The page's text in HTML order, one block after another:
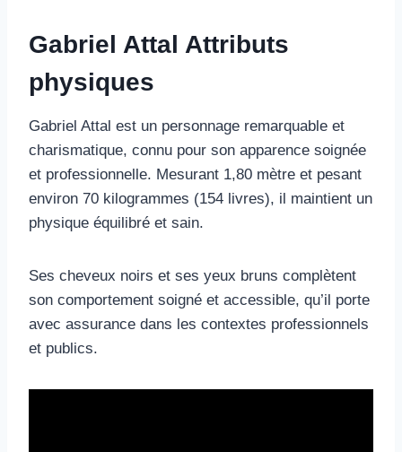
Gabriel Attal Attributs
physiques
Gabriel Attal est un personnage remarquable et
charismatique, connu pour son apparence soignée
et professionnelle. Mesurant 1,80 mètre et pesant
environ 70 kilogrammes (154 livres), il maintient un
physique équilibré et sain.
Ses cheveux noirs et ses yeux bruns complètent
son comportement soigné et accessible, qu’il porte
avec assurance dans les contextes professionnels
et publics.